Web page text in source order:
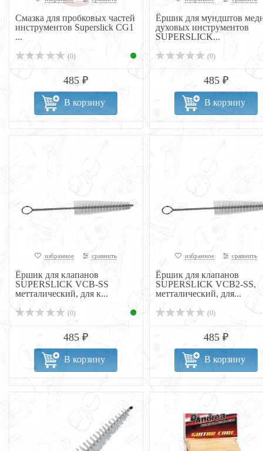
Смазка для пробковых частей
инструментов Superslick CG1
...
(0)
485 ₽
В корзину
Ёршик для мундштов
духовых инструментов
SUPERSLICK...
(0)
485 ₽
В корзину
избранное сравнить
Ёршик для клапанов
SUPERSLICK VCB-SS
метталический, для к...
(0)
485 ₽
В корзину
избранное сравнить
Ёршик для клапанов
SUPERSLICK VCB2-SS,
метталический, для...
(0)
485 ₽
В корзину